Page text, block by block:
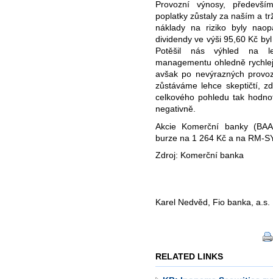
Provozní výnosy,
poplatky zůstaly za naším a
náklady na riziko byly
dividendy ve výši 95,60 Kč
Potěšil nás výhled na
managementu ohledně
avšak po nevýrazných
zůstáváme lehce skeptičtí,
celkového pohledu tak
negativně.
Akcie Komerční banky
burze na 1 264 Kč a na RM-
Zdroj: Komerční banka
Karel Nedvěd, Fio banka, a.s.
RELATED LINKS